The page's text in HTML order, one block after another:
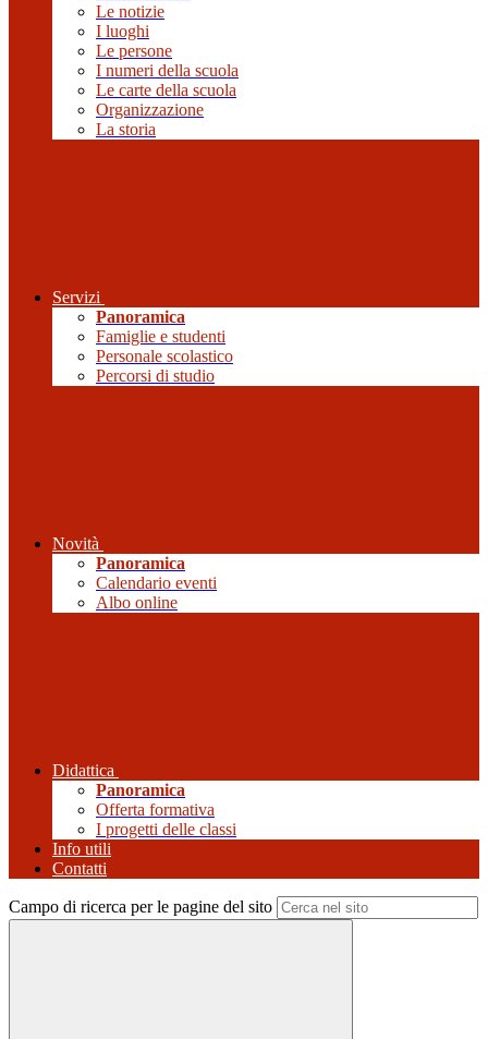
Le notizie
I luoghi
Le persone
I numeri della scuola
Le carte della scuola
Organizzazione
La storia
Servizi
Panoramica
Famiglie e studenti
Personale scolastico
Percorsi di studio
Novità
Panoramica
Calendario eventi
Albo online
Didattica
Panoramica
Offerta formativa
I progetti delle classi
Info utili
Contatti
Campo di ricerca per le pagine del sito